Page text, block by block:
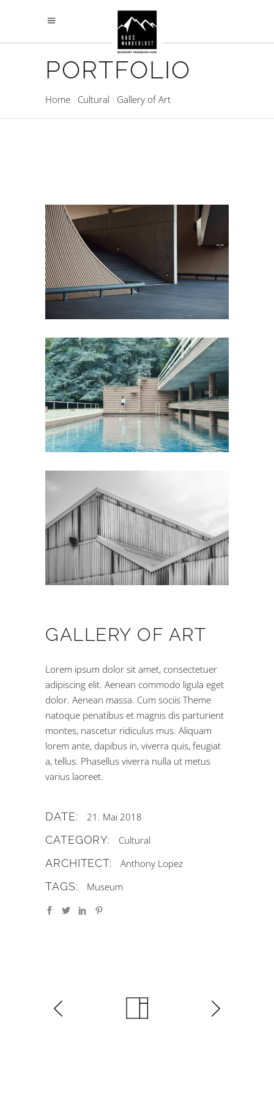
PORTFOLIO
Home Cultural Gallery of Art
GALLERY OF ART
Lorem ipsum dolor sit amet, consectetuer
adipiscing elit. Aenean commodo ligula eget
dolor. Aenean massa. Cum sociis Theme
natoque penatibus et magnis dis parturient
montes, nascetur ridiculus mus. Aliquam
lorem ante, dapibus in, viverra quis, feugiat
a, tellus. Phasellus viverra nulla ut metus
varius laoreet.
DATE: 21. Mai 2018
CATEGORY: Cultural
ARCHITECT: Anthony Lopez
TAGS: Museum